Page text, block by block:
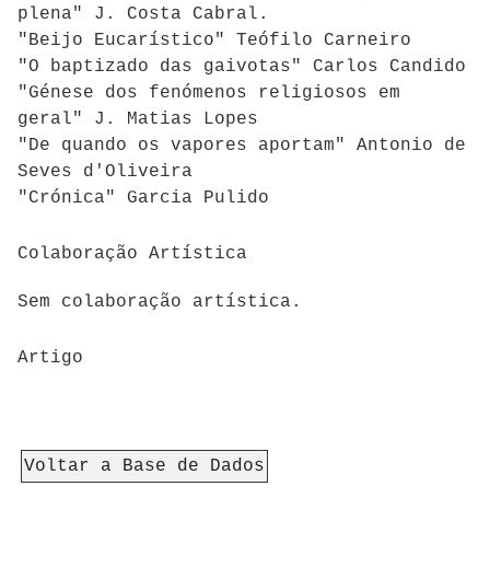
plena" J. Costa Cabral.
"Beijo Eucarístico" Teófilo Carneiro
"O baptizado das gaivotas" Carlos Candido
"Génese dos fenómenos religiosos em
geral" J. Matias Lopes
"De quando os vapores aportam" Antonio de
Seves d'Oliveira
"Crónica" Garcia Pulido
Colaboração Artística
Sem colaboração artística.
Artigo
Voltar a Base de Dados